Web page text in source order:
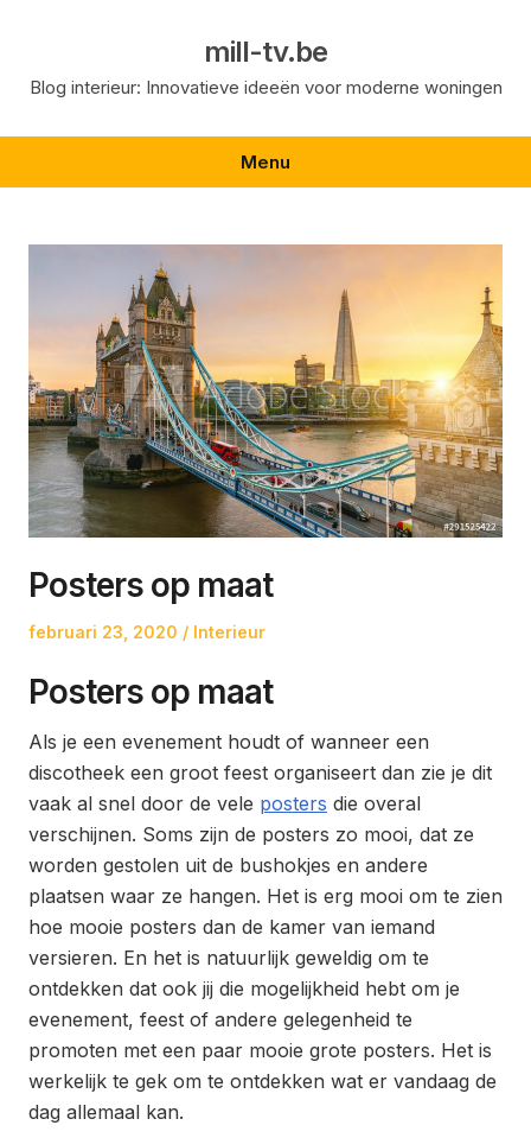
content
mill-tv.be
Blog interieur: Innovatieve ideeën voor moderne woningen
Menu
Posters op maat
Posted
februari 23, 2020
Posted
Interieur
Posters op maat
Als je een evenement houdt of wanneer een
discotheek een groot feest organiseert dan zie je dit
vaak al snel door de vele posters die overal
verschijnen. Soms zijn de posters zo mooi, dat ze
worden gestolen uit de bushokjes en andere
plaatsen waar ze hangen. Het is erg mooi om te zien
hoe mooie posters dan de kamer van iemand
versieren. En het is natuurlijk geweldig om te
ontdekken dat ook jij die mogelijkheid hebt om je
evenement, feest of andere gelegenheid te
promoten met een paar mooie grote posters. Het is
werkelijk te gek om te ontdekken wat er vandaag de
dag allemaal kan.